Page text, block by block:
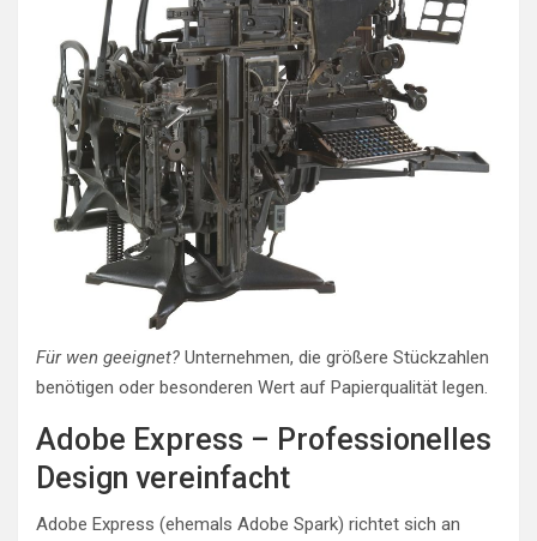
Für wen geeignet? Unternehmen, die größere Stückzahlen
benötigen oder besonderen Wert auf Papierqualität legen.
Adobe Express – Professionelles
Design vereinfacht
Adobe Express (ehemals Adobe Spark) richtet sich an